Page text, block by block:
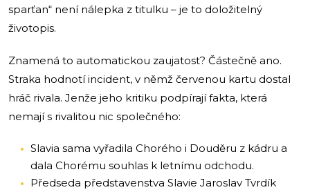
sparťan“ není nálepka z titulku – je to doložitelný
životopis.
Znamená to automatickou zaujatost? Částečně ano.
Straka hodnotí incident, v němž červenou kartu dostal
hráč rivala. Jenže jeho kritiku podpírají fakta, která
nemají s rivalitou nic společného:
Slavia sama vyřadila Chorého i Douděru z kádru a
dala Chorému souhlas k letnímu odchodu.
Předseda představenstva Slavie Jaroslav Tvrdík